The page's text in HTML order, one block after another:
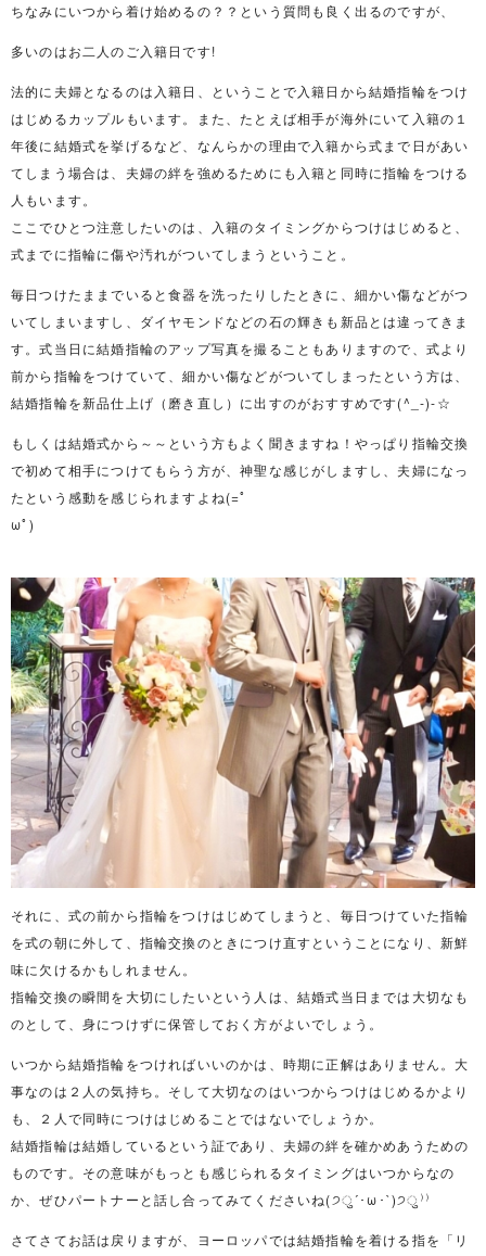
ちなみにいつから着け始めるの？？という質問も良く出るのですが、
多いのはお二人のご入籍日です!
法的に夫婦となるのは入籍日、ということで入籍日から結婚指輪をつけ
はじめるカップルもいます。また、たとえば相手が海外にいて入籍の１
年後に結婚式を挙げるなど、なんらかの理由で入籍から式まで日があい
てしまう場合は、夫婦の絆を強めるためにも入籍と同時に指輪をつける
人もいます。
ここでひとつ注意したいのは、入籍のタイミングからつけはじめると、
式までに指輪に傷や汚れがついてしまうということ。
毎日つけたままでいると食器を洗ったりしたときに、細かい傷などがつ
いてしまいますし、ダイヤモンドなどの石の輝きも新品とは違ってきま
す。式当日に結婚指輪のアップ写真を撮ることもありますので、式より
前から指輪をつけていて、細かい傷などがついてしまったという方は、
結婚指輪を新品仕上げ（磨き直し）に出すのがおすすめです(^_-)-☆
もしくは結婚式から～～という方もよく聞きますね！やっぱり指輪交換
で初めて相手につけてもらう方が、神聖な感じがしますし、夫婦になっ
たという感動を感じられますよね(=ﾟ
ωﾟ)
それに、式の前から指輪をつけはじめてしまうと、毎日つけていた指輪
を式の朝に外して、指輪交換のときにつけ直すということになり、新鮮
味に欠けるかもしれません。
指輪交換の瞬間を大切にしたいという人は、結婚式当日までは大切なも
のとして、身につけずに保管しておく方がよいでしょう。
いつから結婚指輪をつければいいのかは、時期に正解はありません。大
事なのは２人の気持ち。そして大切なのはいつからつけはじめるかより
も、２人で同時につけはじめることではないでしょうか。
結婚指輪は結婚しているという証であり、夫婦の絆を確かめあうための
ものです。その意味がもっとも感じられるタイミングはいつからなの
か、ぜひパートナーと話し合ってみてくださいね(੭ु´･ω･`)੭ु⁾⁾
さてさてお話は戻りますが、ヨーロッパでは結婚指輪を着ける指を「リ